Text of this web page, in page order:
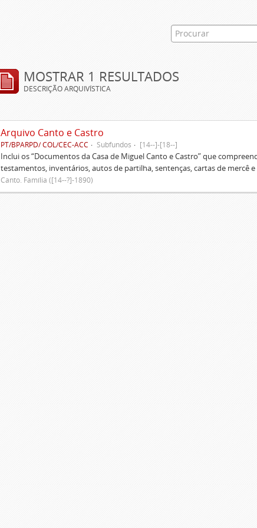
MOSTRAR 1 RESULTADOS
DESCRIÇÃO ARQUIVÍSTICA
Arquivo Canto e Castro
PT/BPARPD/ COL/CEC-ACC Subfundos [14--]-[18--]
Inclui os “Documentos da Casa de Miguel Canto e Castro” que
testamentos, inventários, autos de partilha, sentenças, cartas de mercê
Canto. Família ([14--?]-1890)